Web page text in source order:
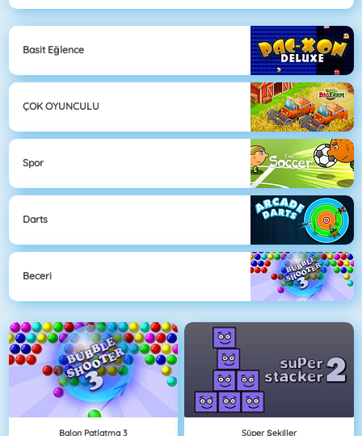
Basit Eğlence
ÇOK OYUNCULU
Spor
Darts
Beceri
Balon Patlatma 3 Süper Şekiller